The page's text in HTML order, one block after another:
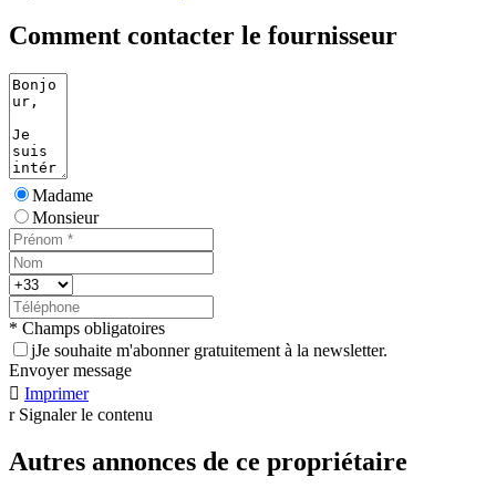
Comment contacter le fournisseur
Madame
Monsieur
* Champs obligatoires
jJe souhaite m'abonner gratuitement à la newsletter.
Envoyer message
 Imprimer
r Signaler le contenu
Autres annonces de ce propriétaire